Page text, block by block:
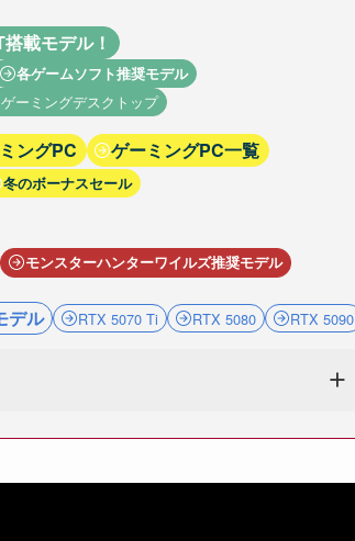
載モデル！
各ゲームソフト推奨モデル
ーミングデスクトップ
ングPC
ゲーミングPC一覧
冬のボーナスセール
モンスターハンターワイルズ推奨モデル
デル RTX 5070 Ti RTX 5080 RTX 5090